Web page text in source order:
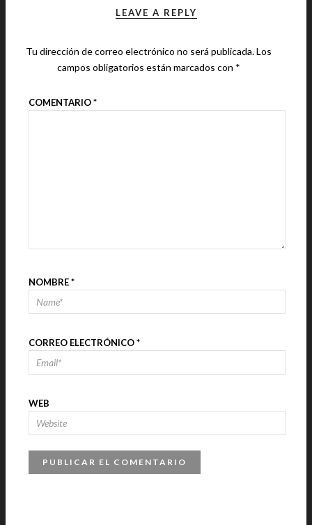
LEAVE A REPLY
Tu dirección de correo electrónico no será publicada.Los
campos obligatorios están marcados con *
COMENTARIO*
NOMBRE*
CORREO ELECTRÓNICO*
WEB